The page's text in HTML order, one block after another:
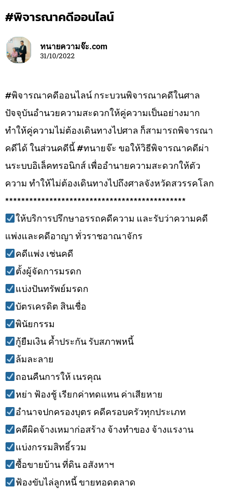
#พิจารณาคดีออนไลน์
ทนายความจ๊ะ.com
31/10/2022
#พิจารณาคดีออนไลน์ กระบวนพิจารณาคดีในศาล
ปัจจุบันอำนวยความสะดวกให้คู่ความเป็นอย่างมาก
ทำให้คู่ความไม่ต้องเดินทางไปศาล ก็สามารถพิจารณา
คดีได้ ในส่วนคดีนี้ #ทนายจ๊ะ ขอให้วิธีพิจารณาคดีผ่า
นระบบอิเล็คทรอนิกส์ เพื่ออำนายความสะดวกให้ตัว
ความ ทำให้ไม่ต้องเดินทางไปถึงศาลจังหวัดสวรรคโลก
*********************************************
ให้บริการปรึกษาอรรถคดีความ และรับว่าความคดี
แพ่งและคดีอาญา ทั่วราชอาณาจักร
คดีแพ่ง เช่นคดี
ตั้งผู้จัดการมรดก
แบ่งปันทรัพย์มรดก
บัตรเครดิต สินเชื่อ
พินัยกรรม
กู้ยืมเงิน ค้ำประกัน รับสภาพหนี้
ล้มละลาย
ถอนคืนการให้ เนรคุณ
หย่า ฟ้องชู้ เรียกค่าทดแทน ค่าเสียหาย
อำนาจปกครองบุตร คดีครอบครัวทุกประเภท
คดีผิดจ้างเหมาก่อสร้าง จ้างทำของ จ้างแรงาน
แบ่งกรรมสิทธิ์รวม
ซื้อขายบ้าน ที่ดิน อสังหาฯ
ฟ้องขับไล่ลูกหนี้ ขายทอดตลาด